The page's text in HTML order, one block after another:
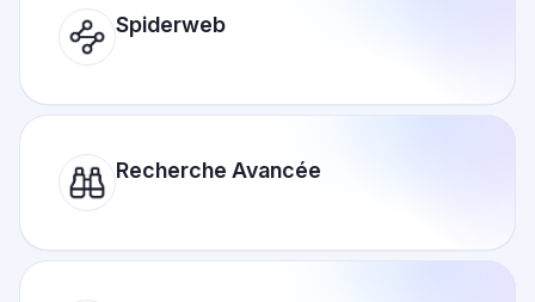
Spiderweb
Recherche Avancée